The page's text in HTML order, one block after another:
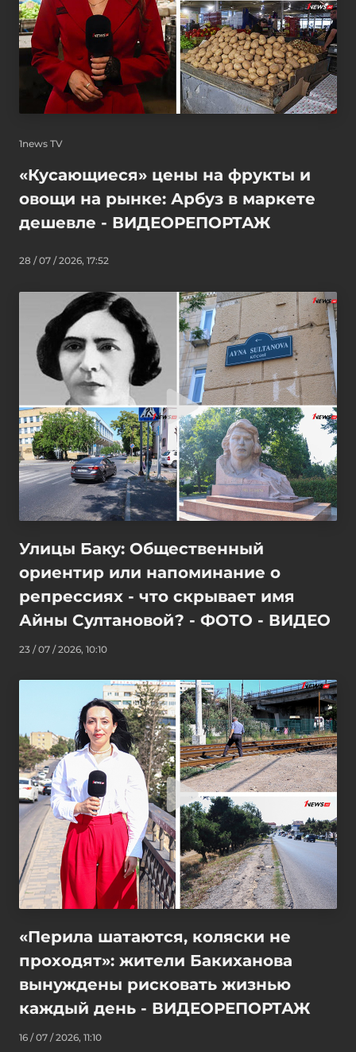
1news TV
«Кусающиеся» цены на фрукты и
овощи на рынке: Арбуз в маркете
дешевле - ВИДЕОРЕПОРТАЖ
28 / 07 / 2026, 17:52
Улицы Баку: Общественный
ориентир или напоминание о
репрессиях - что скрывает имя
Айны Султановой? - ФОТО - ВИДЕО
23 / 07 / 2026, 10:10
«Перила шатаются, коляски не
проходят»: жители Бакиханова
вынуждены рисковать жизнью
каждый день - ВИДЕОРЕПОРТАЖ
16 / 07 / 2026, 11:10